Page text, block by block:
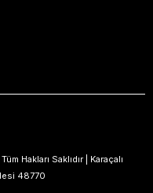
Hakları Saklıdır | Karaçalı
48770